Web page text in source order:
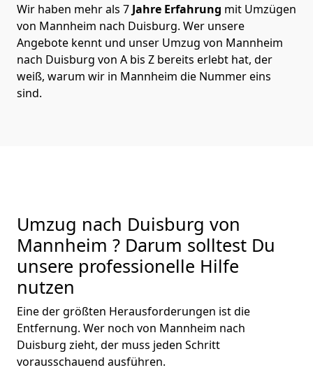
Wir haben mehr als 7 Jahre Erfahrung mit Umzügen
von Mannheim nach Duisburg. Wer unsere
Angebote kennt und unser Umzug von Mannheim
nach Duisburg von A bis Z bereits erlebt hat, der
weiß, warum wir in Mannheim die Nummer eins
sind.
Umzug nach Duisburg von
Mannheim ? Darum solltest Du
unsere professionelle Hilfe
nutzen
Eine der größten Herausforderungen ist die
Entfernung. Wer noch von Mannheim nach
Duisburg zieht, der muss jeden Schritt
vorausschauend ausführen.